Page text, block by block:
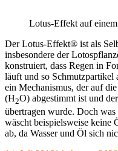
Lotus-Effekt auf
Der Lotus-Effekt® ist als
insbesondere der
konstruiert, dass Regen in
läuft und so
ein Mechanismus, der auf
(H2O) abgestimmt ist und
übertragen wurde. Doch was
wäscht beispielsweise keine
ab, da Wasser und Öl sich